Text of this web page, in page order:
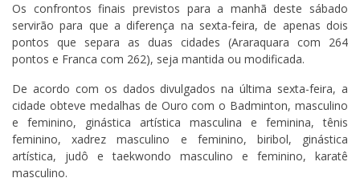
Os confrontos finais previstos para a manhã deste sábado
servirão para que a diferença na sexta-feira, de apenas dois
pontos que separa as duas cidades (Araraquara com 264
pontos e Franca com 262), seja mantida ou modificada.
De acordo com os dados divulgados na última sexta-feira, a
cidade obteve medalhas de Ouro com o Badminton, masculino
e feminino, ginástica artística masculina e feminina, tênis
feminino, xadrez masculino e feminino, biribol, ginástica
artística, judô e taekwondo masculino e feminino, karatê
masculino.